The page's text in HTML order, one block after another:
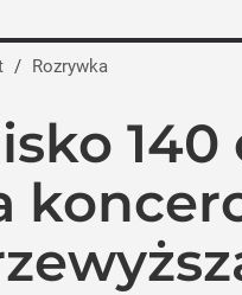
/ Rozrywka